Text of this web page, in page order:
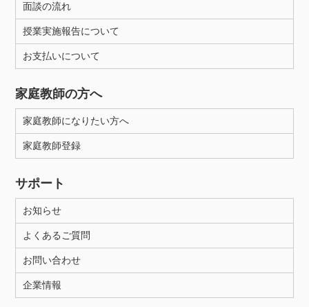
面談の流れ
授業実施報告について
お支払いについて
家庭教師の方へ
家庭教師になりたい方へ
家庭教師登録
サポート
お知らせ
よくあるご質問
お問い合わせ
企業情報